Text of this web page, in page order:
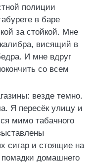
полиции
в баре
за стойкой. Мне
висящий в
И мне вдруг
со всем
везде темно.
Я пересёк улицу и
мимо табачного
сигар и стоящие на
помадки домашнего